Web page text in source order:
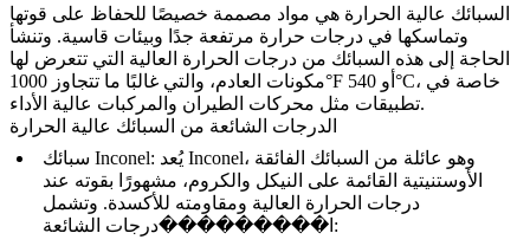
السبائك عالية الحرارة هي مواد مصممة خصيصًا للحفاظ على قوتها
وتماسكها في درجات حرارة مرتفعة جدًا وبيئات قاسية. وتنشأ
الحاجة إلى هذه السبائك من درجات الحرارة العالية التي تتعرض لها
مكونات العادم، والتي غالبًا ما تتجاوز 1000°F أو 540°C، خاصة في
تطبيقات مثل محركات الطيران والمركبات عالية الأداء.
الدرجات الشائعة من السبائك عالية الحرارة
سبائك Inconel: يُعد Inconel، وهو عائلة من السبائك الفائقة
الأوستنيتية القائمة على النيكل والكروم، مشهورًا بقوته عند
درجات الحرارة العالية ومقاومته للأكسدة. وتشمل
ا���������درجات الشائعة: